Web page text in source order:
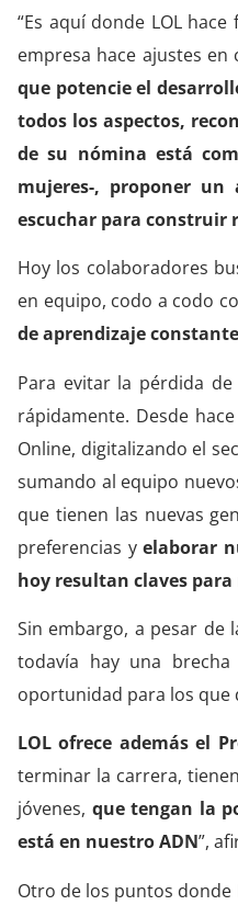
“Es aquí donde LOL
empresa hace ajustes
que potencie el
todos los aspectos,
de su nómina está
mujeres-, proponer
escuchar para construir
Hoy los colaboradores
en equipo, codo a codo
de aprendizaje
Para evitar la pérdida
rápidamente. Desde
Online, digitalizando el
sumando al equipo
que tienen las nuevas
preferencias yelaborar
hoy resultan claves
Sin embargo, a pesar de
todavía hay una
oportunidad para los que
LOL ofrece además el
terminar la carrera,
jóvenes, que tengan la
está en nuestro ADN”,
Otro de los puntos donde